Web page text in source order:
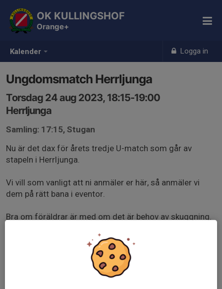
Kalender Logga in
OK KULLINGSHOF
Orange+
Ungdomsmatch Herrljunga
Torsdag 24 aug 2023, 18:15-19:00
Herrljunga
Samling: 17:15, Stugan
Nu är det dax för årets tredje U-match som går av
stapeln i Herrljunga.
Vi vill som vanligt att ni anmäler er här, så anmäler vi
dem på rätt bana i eventor.
Bra om föräldrar är med om det är behov av skuggning.
område vilket kan vara bra att testa själv på.
Vi har ändrat samlingstid! Vi samlas 17.15 vid stugan,